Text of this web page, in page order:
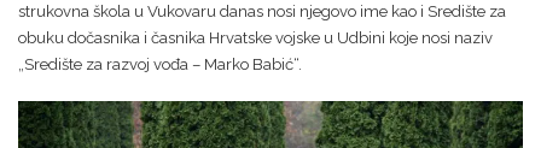
strukovna škola u Vukovaru danas nosi njegovo ime kao i Središte za
obuku dočasnika i časnika Hrvatske vojske u Udbini koje nosi naziv
„Središte za razvoj vođa – Marko Babić“.